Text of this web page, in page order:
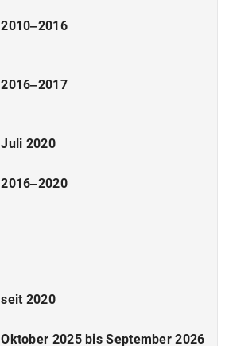
2010‒2016
2016‒2017
Juli 2020
2016‒2020
seit 2020
Oktober 2025 bis September 2026